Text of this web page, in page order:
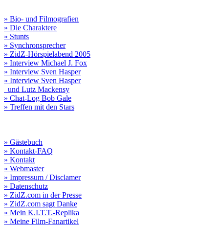
» Bio- und Filmografien
» Die Charaktere
» Stunts
» Synchronsprecher
» ZidZ-Hörspielabend 2005
» Interview Michael J. Fox
» Interview Sven Hasper
» Interview Sven Hasper
und Lutz Mackensy
» Chat-Log Bob Gale
» Treffen mit den Stars
» Gästebuch
» Kontakt-FAQ
» Kontakt
» Webmaster
» Impressum / Disclamer
» Datenschutz
» ZidZ.com in der Presse
» ZidZ.com sagt Danke
» Mein K.I.T.T.-Replika
» Meine Film-Fanartikel